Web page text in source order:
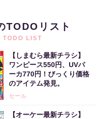
TODOリスト
TODO LIST
【しまむら最新チラシ】
ワンピース550円、UVパ
ーカ770円！びっくり価格
のアイテム発見。
セール
【オーケー最新チラシ】